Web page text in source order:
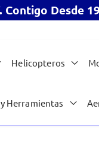
Contigo Desde
Helicopteros
Herramientas